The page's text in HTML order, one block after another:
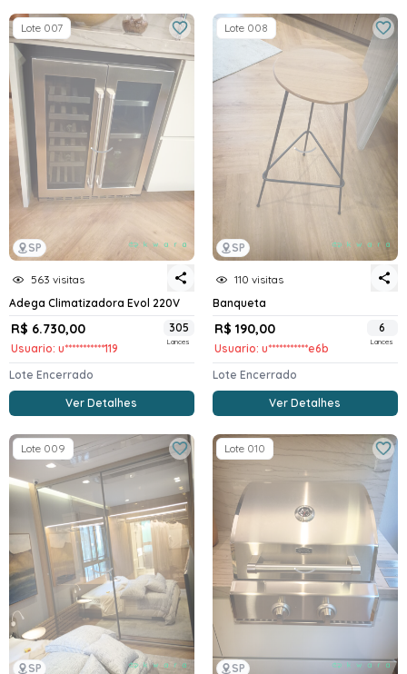
SP
Lote 007
563 visitas
Adega Climatizadora Evol 220V
R$ 6.730,00
Usuario: u***********119
305
Lances
Lote Encerrado
Ver Detalhes
SP
Lote 008
110 visitas
Banqueta
R$ 190,00
Usuario: u***********e6b
6
Lances
Lote Encerrado
Ver Detalhes
SP
Lote 009
SP
Lote 010